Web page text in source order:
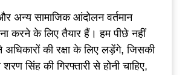
अन्य सामाजिक आंदोलन वर्तमान
करने के लिए तैयार हैं। हम पीछे नहीं
की रक्षा के लिए लड़ेंगे, जिसकी
सिंह की गिरफ्तारी से होनी चाहिए,